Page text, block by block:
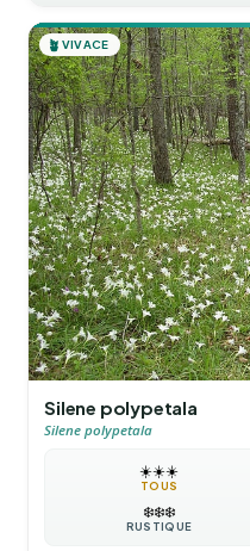
🪴 VIVACE
Silene polypetala
Silene polypetala
☀️☀️☀️
TOUS
❄️❄️❄️
RUSTIQUE